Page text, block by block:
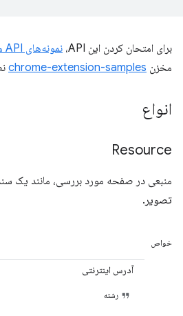
برای امتحان کردن این API، نمونه‌های API مربوط به devtools
مخزن chrome-extension-samples
انواع
Resource
منبعی در صفحه مورد بررسی، مانند یک
تصویر.
خواص
آدرس اینترنتی
رشته